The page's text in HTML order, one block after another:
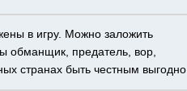
в игру. Можно заложить
обманщик, предатель, вор,
странах быть честным выгодно.